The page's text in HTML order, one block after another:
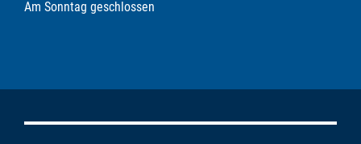
Am Sonntag geschlossen